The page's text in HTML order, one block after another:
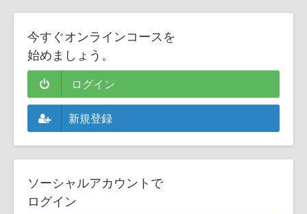
今すぐオンラインコースを
始めましょう。
ログイン
新規登録
ソーシャルアカウントで
ログイン